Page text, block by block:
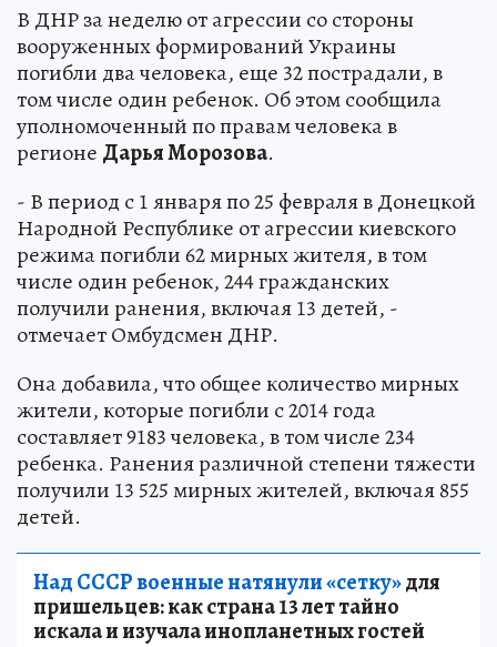
В ДНР за неделю от агрессии со стороны
вооруженных формирований Украины
погибли два человека, еще 32 пострадали, в
том числе один ребенок. Об этом сообщила
уполномоченный по правам человека в
регионе Дарья Морозова.
- В период с 1 января по 25 февраля в Донецкой
Народной Республике от агрессии киевского
режима погибли 62 мирных жителя, в том
числе один ребенок, 244 гражданских
получили ранения, включая 13 детей, -
отмечает Омбудсмен ДНР.
Она добавила, что общее количество мирных
жители, которые погибли с 2014 года
составляет 9183 человека, в том числе 234
ребенка. Ранения различной степени тяжести
получили 13 525 мирных жителей, включая 855
детей.
Над СССР военные натянули «сетку»для
пришельцев: как страна 13 лет тайно
искала и изучала инопланетных гостей